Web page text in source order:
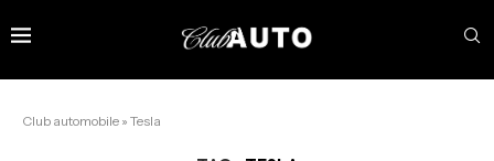
Club automobile » Tesla